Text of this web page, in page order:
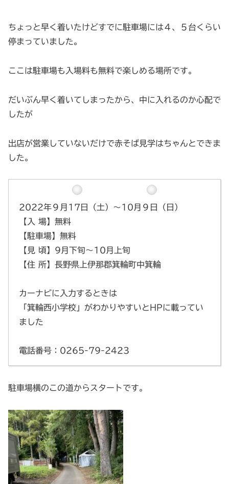
ちょっと早く着いたけどすでに駐車場には４、５台くらい
停まっていました。
ここは駐車場も入場料も無料で楽しめる場所です。
だいぶん早く着いてしまったから、中に入れるのか心配で
したが
出店が営業していないだけで赤そば見学はちゃんとできま
した。
2022年９月17日（土）〜10月９日（日）
【入 場】無料
【駐車場】無料
【見 頃】9月下旬〜10月上旬
【住 所】長野県上伊那郡箕輪町中箕輪
カーナビに入力するときは
「箕輪西小学校」がわかりやすいとHPに載ってい
ました
電話番号：0265-79-2423
駐車場横のこの道からスタートです。